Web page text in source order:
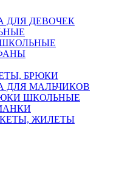
ДЛЯ ДЕВОЧЕК
БРЮКИ
ДЛЯ МАЛЬЧИКОВ
ШКОЛЬНЫЕ
ЖИЛЕТЫ